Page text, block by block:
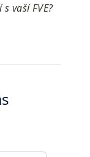
Chcete zjistit, zda je Infigy kompatibilní s vaší FVE?